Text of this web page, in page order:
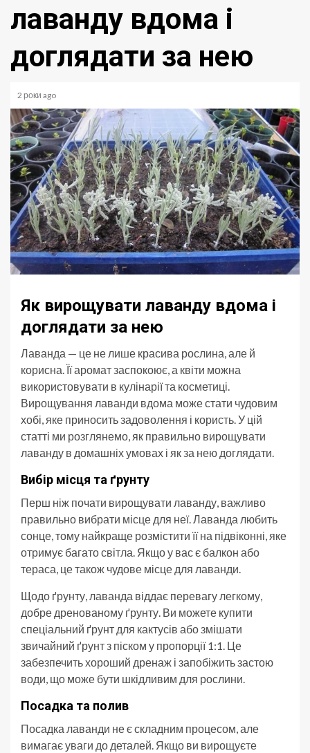
лаванду вдома і
доглядати за нею
2 роки ago
Як вирощувати лаванду вдома і
доглядати за нею
Лаванда — це не лише красива рослина, але й
корисна. Її аромат заспокоює, а квіти можна
використовувати в кулінарії та косметиці.
Вирощування лаванди вдома може стати чудовим
хобі, яке приносить задоволення і користь. У цій
статті ми розглянемо, як правильно вирощувати
лаванду в домашніх умовах і як за нею доглядати.
Вибір місця та ґрунту
Перш ніж почати вирощувати лаванду, важливо
правильно вибрати місце для неї. Лаванда любить
сонце, тому найкраще розмістити її на підвіконні, яке
отримує багато світла. Якщо у вас є балкон або
тераса, це також чудове місце для лаванди.
Щодо ґрунту, лаванда віддає перевагу легкому,
добре дренованому ґрунту. Ви можете купити
спеціальний ґрунт для кактусів або змішати
звичайний ґрунт з піском у пропорції 1:1. Це
забезпечить хороший дренаж і запобіжить застою
води, що може бути шкідливим для рослини.
Посадка та полив
Посадка лаванди не є складним процесом, але
вимагає уваги до деталей. Якщо ви вирощуєте